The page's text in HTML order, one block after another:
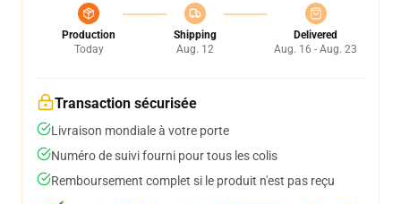
Production
Today
Shipping
Aug. 12
Delivered
Aug. 16 - Aug. 23
Transaction sécurisée
Livraison mondiale à votre porte
Numéro de suivi fourni pour tous les colis
Remboursement complet si le produit n'est pas reçu